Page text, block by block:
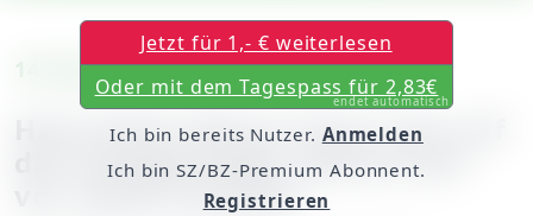
14 Grand Prix Siege auf dem Konto
Hans-Peter Bauer freut sich auf
das Holzgerlinger Reitturnier
vor seiner Haustür
Jetzt für 1,- € weiterlesen
Oder mit dem Tagespass für 2,83€
endet automatisch
Ich bin bereits Nutzer. Anmelden
Ich bin SZ/BZ-Premium Abonnent.
Registrieren